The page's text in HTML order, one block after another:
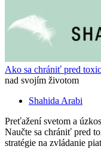
Ako sa chrániť pred
nad svojím životom
Shahida Arabi
Preťažení svetom a
Naučte sa chrániť pred
stratégie na zvládanie